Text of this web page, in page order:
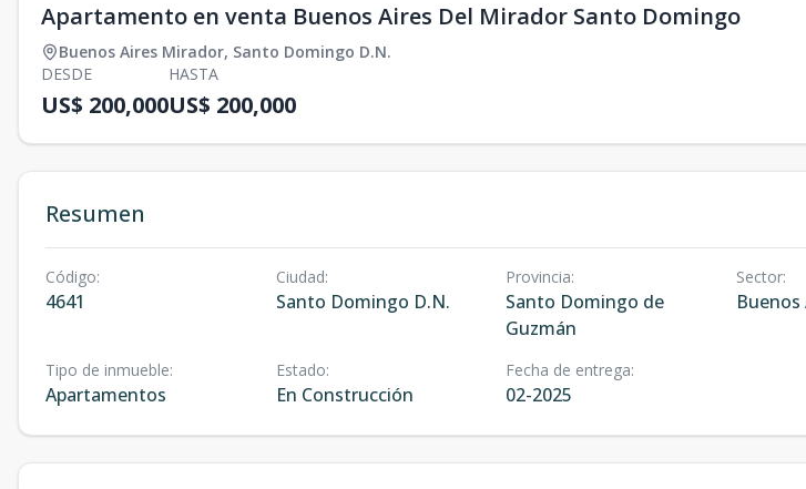
Apartamento en venta Buenos Aires Del Mirador Santo Domingo
Buenos Aires Mirador, Santo Domingo D.N.
DESDE
US$ 200,000
HASTA
US$ 200,000
Resumen
Código:
4641
Ciudad:
Santo Domingo D.N.
Provincia:
Santo Domingo de
Guzmán
Sector:
Tipo de inmueble:
Apartamentos
Estado:
En Construcción
Fecha de entrega:
02-2025